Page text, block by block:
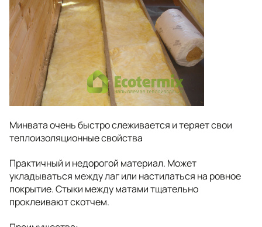
Минвата очень быстро слеживается и теряет свои
теплоизоляционные свойства
Практичный и недорогой материал. Может
укладываться между лаг или настилаться на ровное
покрытие. Стыки между матами тщательно
проклеивают скотчем.